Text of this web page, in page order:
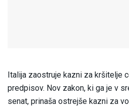
Italija zaostruje kazni za kršitelje
predpisov. Nov zakon, ki ga je v
senat, prinaša ostrejše kazni za